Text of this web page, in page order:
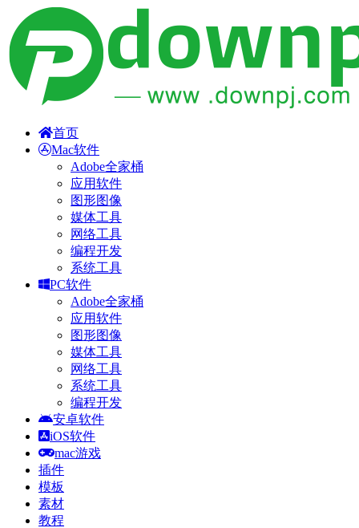
首页
Mac软件
Adobe全家桶
应用软件
图形图像
媒体工具
网络工具
编程开发
系统工具
PC软件
Adobe全家桶
应用软件
图形图像
媒体工具
网络工具
系统工具
编程开发
安卓软件
iOS软件
mac游戏
插件
模板
素材
教程